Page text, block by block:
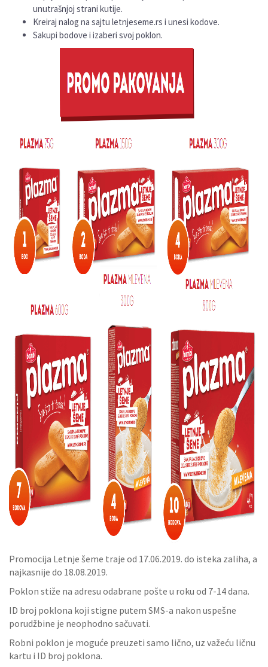
unutrašnjoj strani kutije.
Kreiraj nalog na sajtu letnjeseme.rs i unesi kodove.
Sakupi bodove i izaberi svoj poklon.
Promocija Letnje šeme traje od 17.06.2019. do isteka zaliha, a
najkasnije do 18.08.2019.
Poklon stiže na adresu odabrane pošte u roku od 7-14 dana.
ID broj poklona koji stigne putem SMS-a nakon uspešne
porudžbine je neophodno sačuvati.
Robni poklon je moguće preuzeti samo lično, uz važeću ličnu
kartu i ID broj poklona.